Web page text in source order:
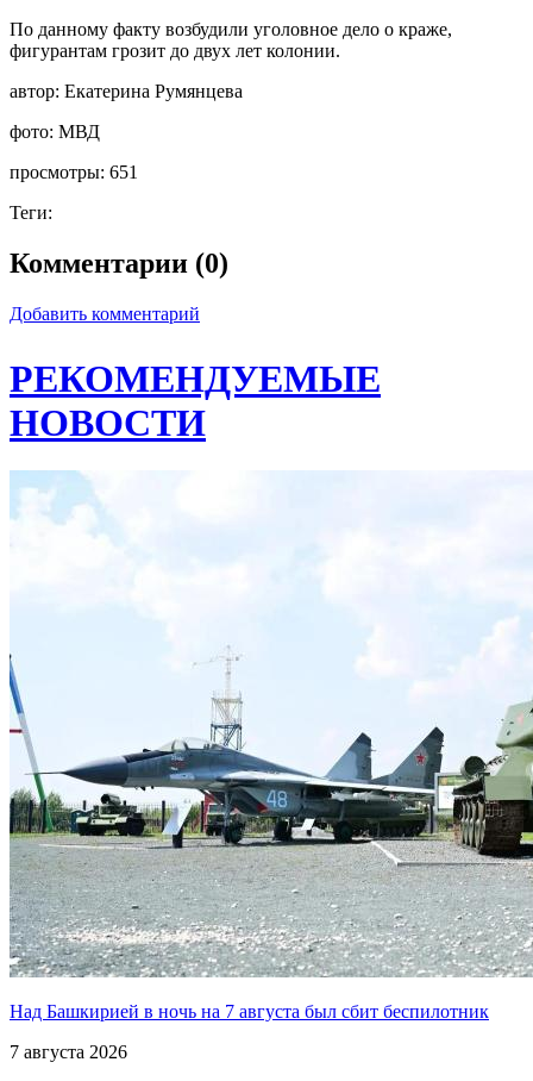
По данному факту возбудили уголовное дело о краже,
фигурантам грозит до двух лет колонии.
автор: Екатерина Румянцева
фото: МВД
просмотры: 651
Теги:
Комментарии (0)
Добавить комментарий
РЕКОМЕНДУЕМЫЕ
НОВОСТИ
Над Башкирией в ночь на 7 августа был сбит беспилотник
7 августа 2026